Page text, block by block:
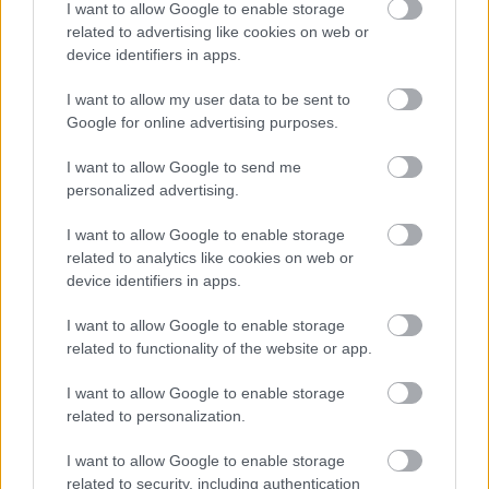
I want to allow Google to enable storage
related to advertising like cookies on web or
device identifiers in apps.
I want to allow my user data to be sent to
Google for online advertising purposes.
I want to allow Google to send me
personalized advertising.
I want to allow Google to enable storage
related to analytics like cookies on web or
device identifiers in apps.
I want to allow Google to enable storage
related to functionality of the website or app.
I want to allow Google to enable storage
related to personalization.
I want to allow Google to enable storage
related to security, including authentication
Επισιτισμός – Τουρισμός: Έρχονται
μέτρα στήριξης για τους εργαζομένους –
Τι θα περιλαμβάνει το πακέτο
, 26 Ιανουαρίου 2021